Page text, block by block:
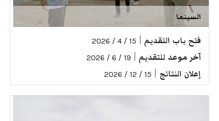
السينما
فتح باب التقديم 15 / 4 / 2026
آخر موعد للتقديم 19 / 6 / 2026
إعلان النتائج 15 / 12 / 2026